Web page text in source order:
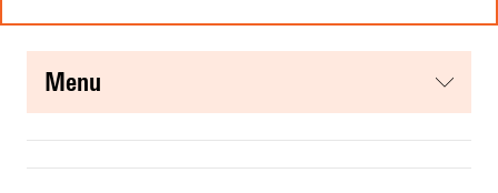
menu